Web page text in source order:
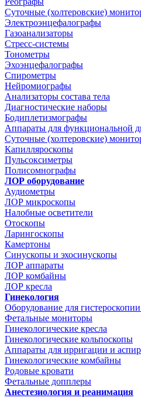
Суточные (холтеровские)
Электроэнцефалографы
Газоанализаторы
Стресс-системы
Тонометры
Эхоэнцефалографы
Спирометры
Нейромиографы
Анализаторы состава тела
Диагностические наборы
Бодиплетизмографы
Аппараты для функциональной
Суточные (холтеровские)
Капилляроскопы
Пульсоксиметры
Полисомнографы
ЛОР оборудование
Аудиометры
ЛОР микроскопы
Налобные осветители
Отоскопы
Ларингоскопы
Камертоны
Синускопы и эхосинускопы
ЛОР аппараты
ЛОР комбайны
ЛОР кресла
Гинекология
Оборудование для
Фетальные мониторы
Гинекологические кресла
Гинекологические кольпоскопы
Аппараты для ирригации и
Гинекологические комбайны
Родовые кровати
Фетальные допплеры
Анестезиология и реанимация